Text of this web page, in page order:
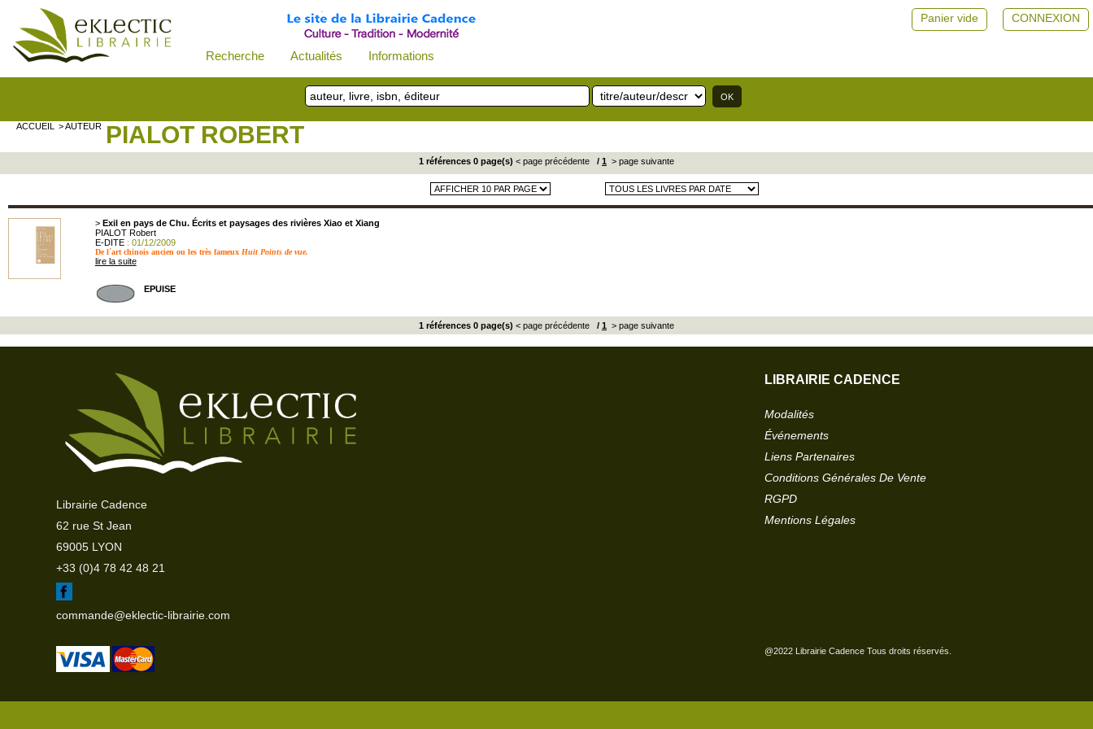
Recherche Actualités Informations
CONNEXION
Panier vide
ACCUEIL > AUTEUR PIALOT ROBERT
1 références 0 page(s) < page précédente / 1 > page suivante
> Exil en pays de Chu. Écrits et paysages des rivières Xiao et Xiang
PIALOT Robert
E-DITE: 01/12/2009
De l´art chinois ancien ou les très fameux Huit Points de vue.
lire la suite
EPUISE
1 références 0 page(s) < page précédente / 1 > page suivante
Librairie Cadence
62 rue St Jean
69005 LYON
+33 (0)4 78 42 48 21
commande@eklectic-librairie.com
LIBRAIRIE CADENCE
Modalités
Événements
Liens Partenaires
Conditions Générales De Vente
RGPD
Mentions Légales
@2022 Librairie Cadence Tous droits réservés.